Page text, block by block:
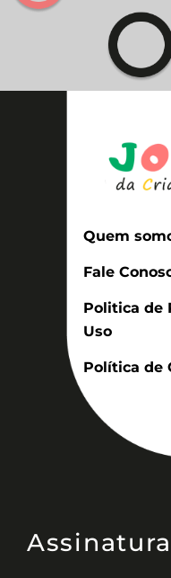
Quem
Fale
Politica de
Uso
Política de
Assinatura